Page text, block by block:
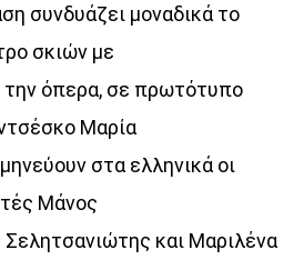
συνδυάζει μοναδικά το
σκιών με
όπερα, σε πρωτότυπο
Μαρία
στα ελληνικά οι
Μάνος
Σελητσανιώτης και Μαριλένα